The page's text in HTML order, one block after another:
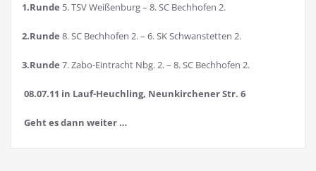
1.Runde 5. TSV Weißenburg – 8. SC Bechhofen 2.
2.Runde 8. SC Bechhofen 2. – 6. SK Schwanstetten 2.
3.Runde 7. Zabo-Eintracht Nbg. 2. – 8. SC Bechhofen 2.
08.07.11 in Lauf-Heuchling, Neunkirchener Str. 6
Geht es dann weiter …